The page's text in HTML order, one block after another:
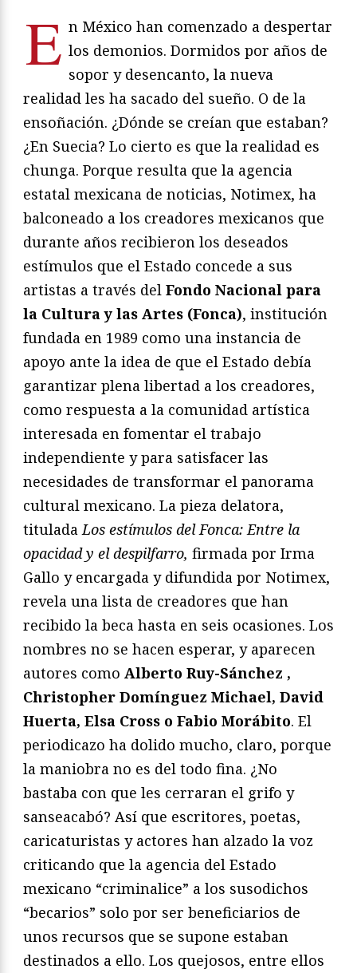
E n México han comenzado a despertar
los demonios. Dormidos por años de
sopor y desencanto, la nueva
realidad les ha sacado del sueño. O de la
ensoñación. ¿Dónde se creían que estaban?
¿En Suecia? Lo cierto es que la realidad es
chunga. Porque resulta que la agencia
estatal mexicana de noticias, Notimex, ha
balconeado a los creadores mexicanos que
durante años recibieron los deseados
estímulos que el Estado concede a sus
artistas a través del Fondo Nacional para
la Cultura y las Artes (Fonca), institución
fundada en 1989 como una instancia de
apoyo ante la idea de que el Estado debía
garantizar plena libertad a los creadores,
como respuesta a la comunidad artística
interesada en fomentar el trabajo
independiente y para satisfacer las
necesidades de transformar el panorama
cultural mexicano. La pieza delatora,
titulada Los estímulos del Fonca: Entre la
opacidad y el despilfarro, firmada por Irma
Gallo y encargada y difundida por Notimex,
revela una lista de creadores que han
recibido la beca hasta en seis ocasiones. Los
nombres no se hacen esperar, y aparecen
autores como Alberto Ruy-Sánchez ,
Christopher Domínguez Michael, David
Huerta, Elsa Cross o Fabio Morábito. El
periodicazo ha dolido mucho, claro, porque
la maniobra no es del todo fina. ¿No
bastaba con que les cerraran el grifo y
sanseacabó? Así que escritores, poetas,
caricaturistas y actores han alzado la voz
criticando que la agencia del Estado
mexicano “criminalice” a los susodichos
“becarios” solo por ser beneficiarios de
unos recursos que se supone estaban
destinados a ello. Los quejosos, entre ellos